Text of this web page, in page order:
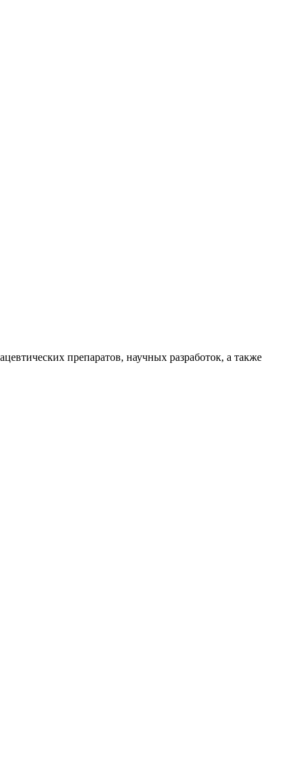
препаратов, научных разработок, а также